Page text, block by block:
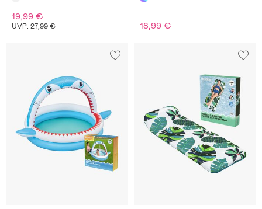
19,99 €
UVP: 27,99 € 18,99 €